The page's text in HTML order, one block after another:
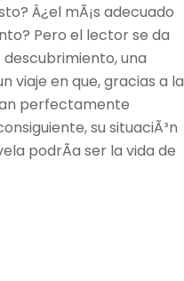
Â¿el mÃ¡s adecuado
Pero el lector se da
una
viaje en que, gracias a la
perfectamente
su situaciÃ³n
podrÃ­a ser la vida de